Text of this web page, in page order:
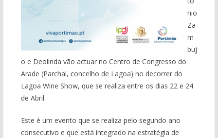
nio
Za
m
buj
o e Deolinda vão actuar no Centro de Congresso do
Arade (Parchal, concelho de Lagoa) no decorrer do
Lagoa Wine Show, que se realiza entre os dias 22 e 24
de Abril.
Este é um evento que se realiza pelo segundo ano
consecutivo e que está integrado na estratégia de